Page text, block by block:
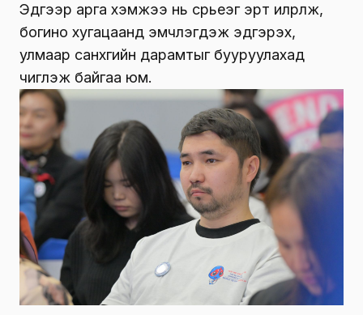
Эдгээр арга хэмжээ нь сүрьеэг эрт илрүүлж,
богино хугацаанд эмчлэгдэж эдгэрэх,
улмаар санхүүгийн дарамтыг бууруулахад
чиглэж байгаа юм.